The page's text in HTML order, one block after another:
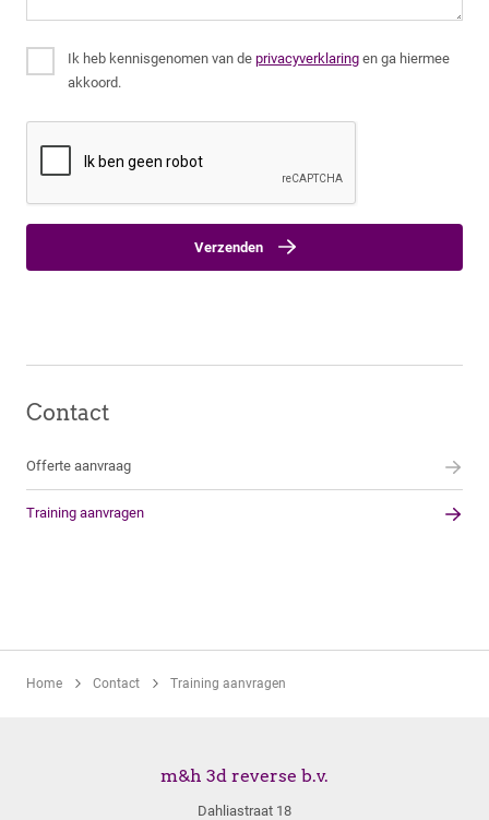
Ik heb kennisgenomen van de privacyverklaring en ga hiermee
akkoord.
Verzenden
Contact
Offerte aanvraag
Training aanvragen
Home Contact Training aanvragen
m&h 3d reverse b.v.
Dahliastraat 18